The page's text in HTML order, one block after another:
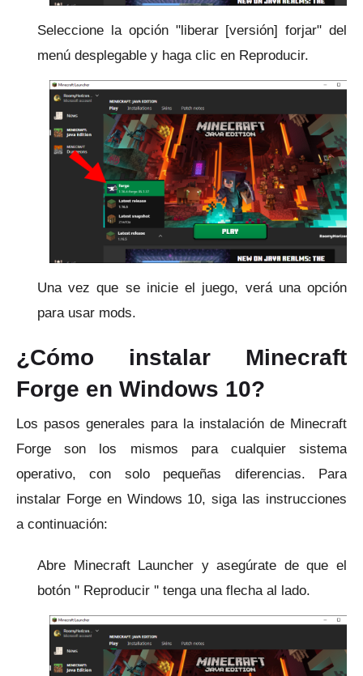
Seleccione la opción "liberar [versión] forjar" del
menú desplegable y haga clic en Reproducir.
Una vez que se inicie el juego, verá una opción
para usar mods.
¿Cómo instalar Minecraft
Forge en Windows 10?
Los pasos generales para la instalación de Minecraft
Forge son los mismos para cualquier sistema
operativo, con solo pequeñas diferencias.
Para
instalar Forge en Windows 10, siga las instrucciones
a continuación:
Abre Minecraft Launcher y asegúrate de que el
botón '' Reproducir '' tenga una flecha al lado.